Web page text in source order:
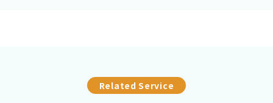
Related Service